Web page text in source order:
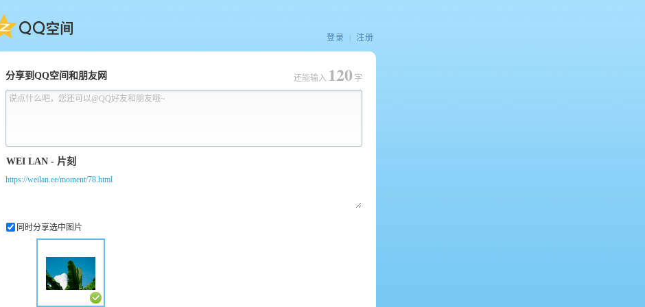
QQ空间
登录 注册
分享到QQ空间和朋友网
说点什么吧，您还可以@QQ好友和朋友哦~
还能输入 120 字
https://weilan.ee/moment/78.html
同时分享选中图片